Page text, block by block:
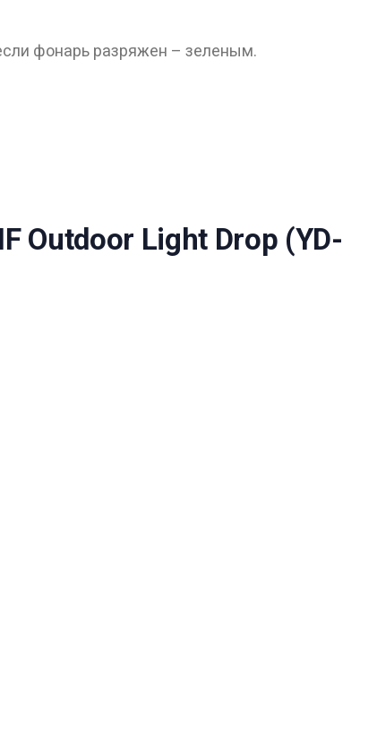
фонарь разряжен – зеленым.
Outdoor Light Drop (YD-